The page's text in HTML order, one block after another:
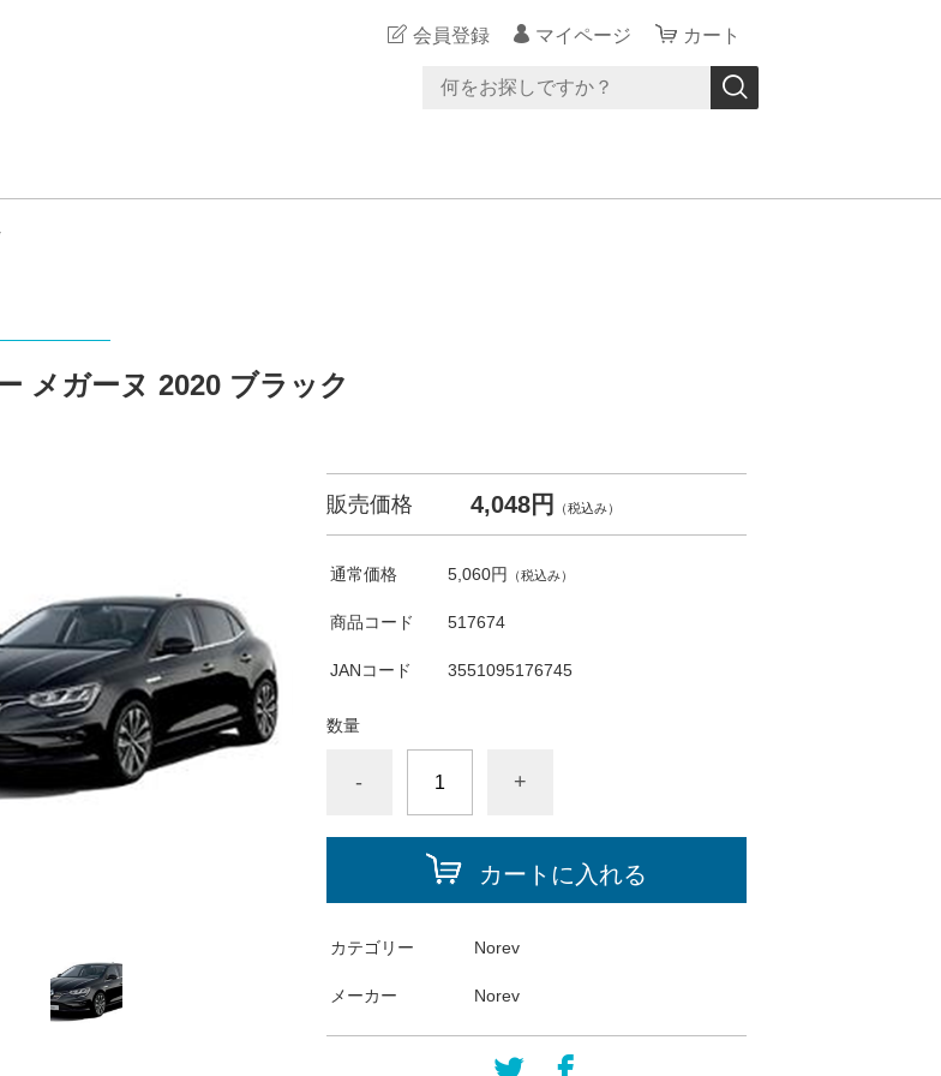
会員登録 マイページ カート
メガーヌ 2020 ブラック
販売価格 4,048円 （税込み）
通常価格 5,060円 （税込み）
商品コード 517674
JANコード 3551095176745
数量
- +
カートに入れる
カテゴリー Norev
メーカー Norev